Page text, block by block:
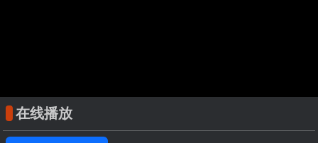
在线播放